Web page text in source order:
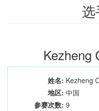
Kezheng
姓名: Kezheng
地区: 中国
参赛次数: 9